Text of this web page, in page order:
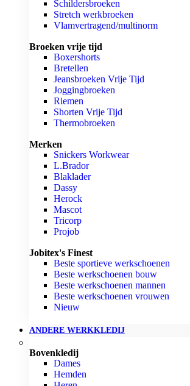
Schildersbroeken
Stretch werkbroeken
Vlamvertragend/multinorm
Broeken vrije tijd
Boxershorts
Bretellen
Jeansbroeken Vrije Tijd
Joggingbroeken
Riemen
Shorten Vrije Tijd
Thermobroeken
Merken
Snickers Workwear
L.Brador
Blaklader
Dassy
Herock
Mascot
Tricorp
Projob
Jobitex's Finest
Beste sportieve werkschoenen
Beste werkschoenen bouw
Beste werkschoenen mannen
Beste werkschoenen vrouwen
Nieuw
ANDERE WERKKLEDIJ
Bovenkledij
Dames
Hemden